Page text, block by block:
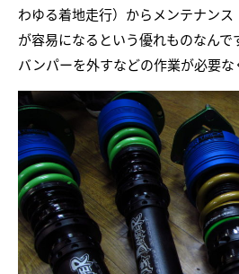
わゆる着地走行）からメンテナンス
が容易になるという優れものなん
バンパーを外すなどの作業が必要な